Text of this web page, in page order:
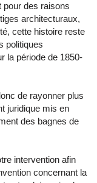
pour des raisons
architecturaux,
cette histoire reste
politiques
la période de 1850-
de rayonner plus
juridique mis en
des bagnes de
intervention afin
concernant la